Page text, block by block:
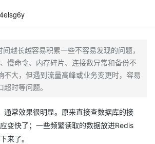
越长越容易积累一些不容易发现的问题，
慢命令、内存碎片、连接数异常和备份不
不大，但遇到流量高峰或业务变更时，容易
时等问题。
通常效果很明显。原来直接查数据库的接
变快了；一些频繁读取的数据放进Redis
来了。